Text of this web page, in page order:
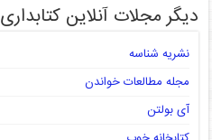
دیگر مجلات آنلاین کتابداری
نشریه شناسه
مجله مطالعات خواندن
آی بولتن